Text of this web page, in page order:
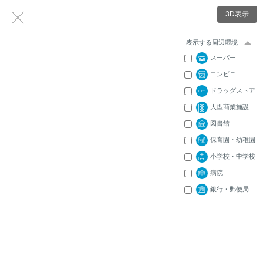
3D表示
表示する周辺環境
スーパー
コンビニ
ドラッグストア
大型商業施設
図書館
保育園・幼稚園
小学校・中学校
病院
銀行・郵便局